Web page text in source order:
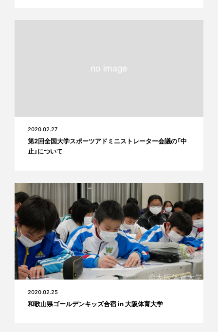
2020.02.27
第2回全国大学スポーツアドミニストレーター会議の「中
止」について
2020.02.25
和歌山県ゴールデンキッズ合宿 in 大阪体育大学